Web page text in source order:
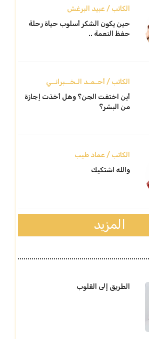
الكاتب / عبيد البرغش
حين يكون الشكر أسلوب حياة رحلة
حفظ النعمة ..
الكاتب / أحـمـد الـخــبرانــي
أين اختفت الجن؟ وهل أخذت إجازة
من البشر؟
الكاتب / عماد طيب
والله اشتكيك
المزيد
الطريق إلى القلوب